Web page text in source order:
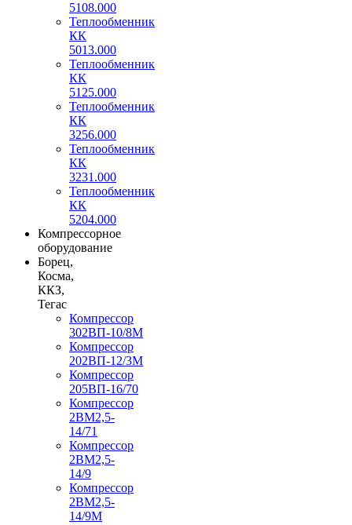
5108.000
Теплообменник
КК
5013.000
Теплообменник
КК
5125.000
Теплообменник
КК
3256.000
Теплообменник
КК
3231.000
Теплообменник
КК
5204.000
Компрессорное
оборудование
Борец,
Косма,
ККЗ,
Тегас
Компрессор
302ВП-10/8М
Компрессор
202ВП-12/3М
Компрессор
205ВП-16/70
Компрессор
2ВМ2,5-
14/71
Компрессор
2ВМ2,5-
14/9
Компрессор
2ВМ2,5-
14/9М